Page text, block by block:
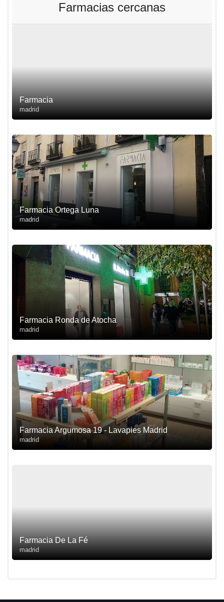
Farmacias cercanas
Farmacia
madrid
Farmacia Ortega Luna
madrid
Farmacia Ronda de Atocha
madrid
Farmacia Argumosa 19 - Lavapies Madrid
madrid
Farmacia De La Fé
madrid